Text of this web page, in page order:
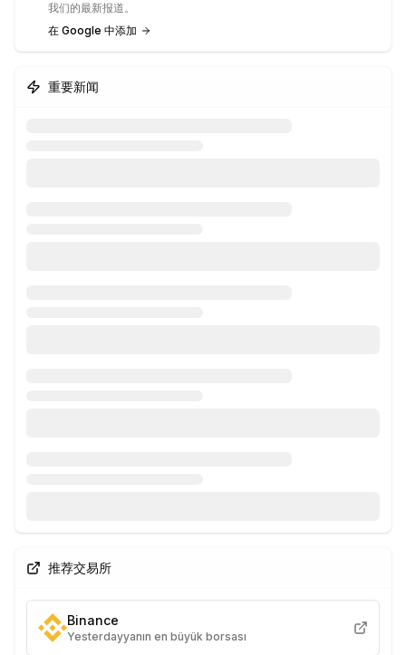
我们的最新报道。
在 Google 中添加
重要新闻
推荐交易所
Binance
Yesterdayyanın en büyük borsası